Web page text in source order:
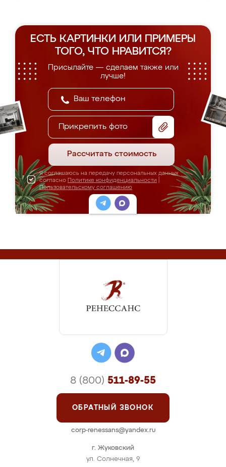
ЕСТЬ КАРТИНКИ ИЛИ ПРИМЕРЫ
ТОГО, ЧТО НРАВИТСЯ?
Присылайте — сделаем также или
лучше!
Прикрепить фото
Рассчитать стоимость
Я соглашаюсь на передачу персональных данных
согласно Политике конфиденциальности
Пользовательскому соглашению
г. Жуковский
ул. Солнечная, 9
8 (800) 511-89-55
ОБРАТНЫЙ ЗВОНОК
corp-renessans@yandex.ru